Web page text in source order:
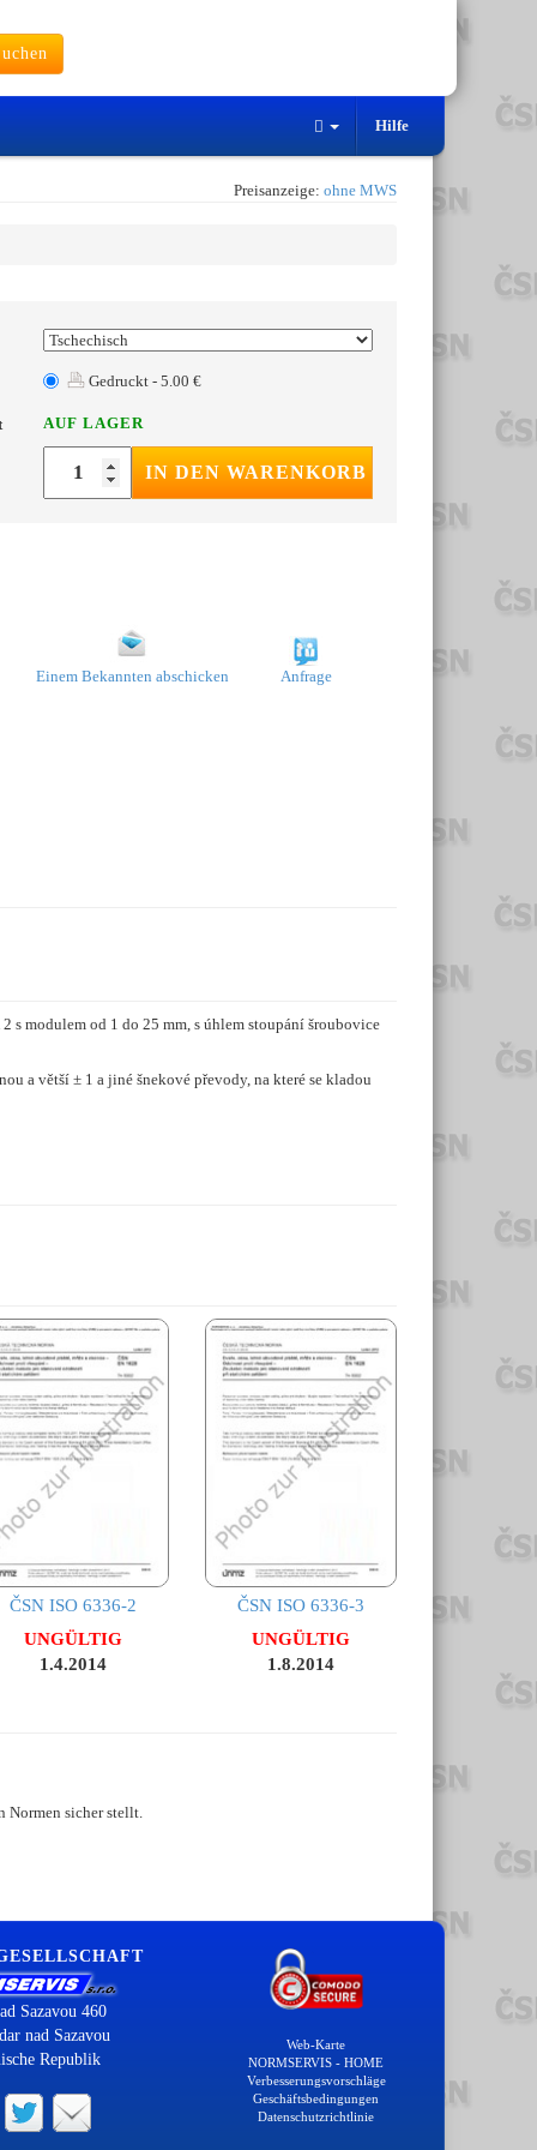
Hilfe
Preisanzeige: ohne MWS
Gedruckt - 5.00 €
AUF LAGER
IN DEN WARENKORB
Einem Bekannten abschicken Anfrage
s modulem od 1 do 25 mm, s úhlem stoupání šroubovice
a větší ± 1 a jiné šnekové převody, na které se kladou
ČSN ISO 6336-2
UNGÜLTIG
1.4.2014
ČSN ISO 6336-3
UNGÜLTIG
1.8.2014
Normen sicher stellt.
Sazavou 460
nad Sazavou
Republik
Web-Karte
NORMSERVIS - HOME
Verbesserungsvorschläge
Geschäftsbedingungen
Datenschutzrichtlinie